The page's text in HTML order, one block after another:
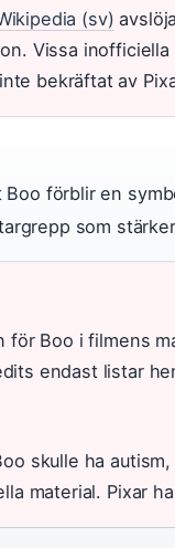
(sv)
Vissa
bekräftat av
förblir en
som
Boo i filmens
endast listar
skulle ha
material. Pixar